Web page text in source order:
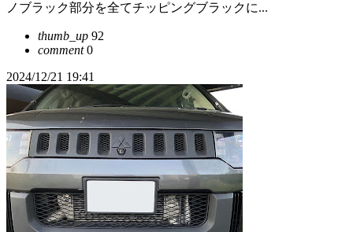
ノブラック部分を全てチッピングブラックに...
thumb_up 92
comment0
2024/12/21 19:41